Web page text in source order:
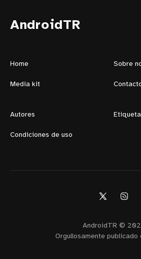
AndroidTR
Home Sobre
Media kit
Autores
Condiciones de uso
AndroidTR ©
Orgullosamente publicado